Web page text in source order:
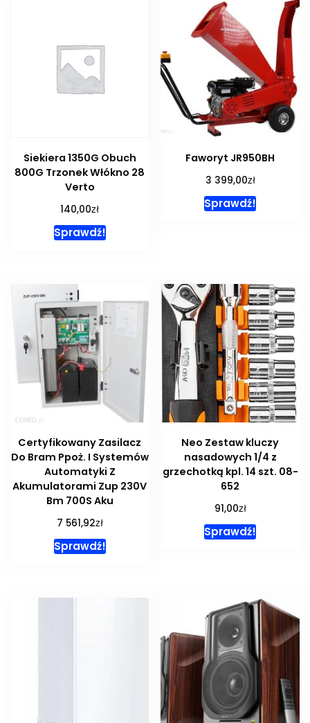
Siekiera 1350G Obuch
800G Trzonek Włókno 28
Verto
140,00zł
Sprawdź!
Faworyt JR950BH
3 399,00zł
Sprawdź!
Certyfikowany Zasilacz
Do Bram Ppoż. I Systemów
Automatyki Z
Akumulatorami Zup 230V
Bm 700S Aku
7 561,92zł
Sprawdź!
Neo Zestaw kluczy
nasadowych 1/4 z
grzechotką kpl. 14 szt. 08-
652
91,00zł
Sprawdź!